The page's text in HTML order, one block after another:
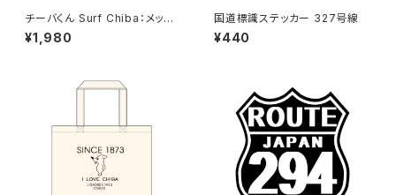
チーバくん Surf Chiba：メッシ
ュキャップ（Bホワイト）
¥1,980
国道標識ステッカー 327号線
¥440